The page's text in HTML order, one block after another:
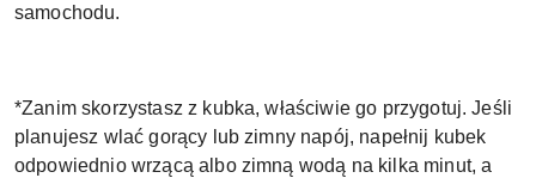
samochodu.
*Zanim skorzystasz z kubka, właściwie go przygotuj. Jeśli
planujesz wlać gorący lub zimny napój, napełnij kubek
odpowiednio wrzącą albo zimną wodą na kilka minut, a